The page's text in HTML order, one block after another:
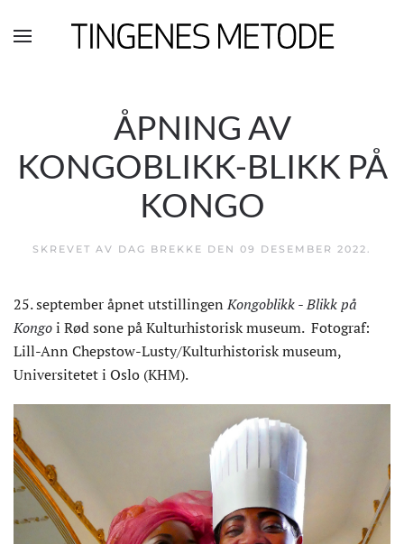
Skip to main content
ÅPNING AV
KONGOBLIKK-BLIKK PÅ
KONGO
SKREVET AV DAG BREKKE DEN 09 DESEMBER 2022.
25. september åpnet utstillingenKongoblikk - Blikk på
Kongoi Rød sone på Kulturhistorisk museum. Fotograf:
Lill-Ann Chepstow-Lusty/Kulturhistorisk museum,
Universitetet i Oslo (KHM).